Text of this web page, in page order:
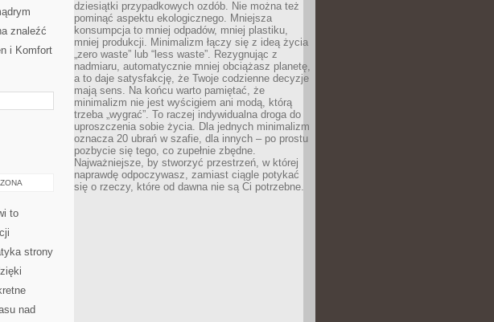
znaleźć
i Komfort
to
strony
nad
dziesiątki przypadkowych ozdób. Nie można też
pominąć aspektu ekologicznego. Mniejsza
konsumpcja to mniej odpadów, mniej plastiku,
mniej produkcji. Minimalizm łączy się z ideą życia
„zero waste” lub “less waste”. Rezygnując z
nadmiaru, automatycznie mniej obciążasz planetę,
a to daje satysfakcję, że Twoje codzienne decyzje
mają sens. Na końcu warto pamiętać, że
minimalizm nie jest wyścigiem ani modą, którą
trzeba „wygrać”. To raczej indywidualna droga do
uproszczenia sobie życia. Dla jednych minimalizm
oznacza 20 ubrań w szafie, dla innych – po prostu
pozbycie się tego, co zupełnie zbędne.
Najważniejsze, by stworzyć przestrzeń, w której
naprawdę odpoczywasz, zamiast ciągle potykać
się o rzeczy, które od dawna nie są Ci potrzebne.